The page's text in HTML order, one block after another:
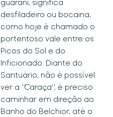
ambiental e de
produção do
conhecimento
científico, como
produtivo campo
de pesquisas
acadêmicas;
Patrimônio
Cultural do Brasil,
guarani, significa
desfiladeiro ou bocaina,
como hoje é chamado o
portentoso vale entre os
Picos do Sol e do
Inficionado. Diante do
Santuário, não é possível
ver a “Caraça”, é preciso
caminhar em direção ao
Banho do Belchior, até o